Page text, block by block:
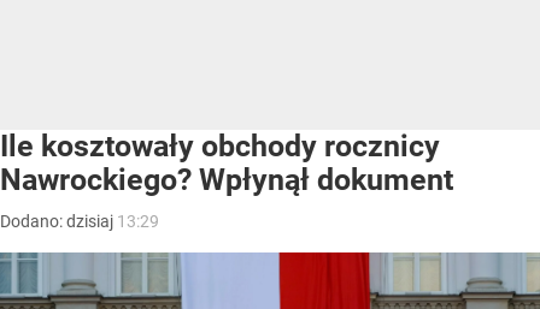
Ile kosztowały obchody rocznicy
Nawrockiego? Wpłynął dokument
Dodano:dzisiaj 13:29